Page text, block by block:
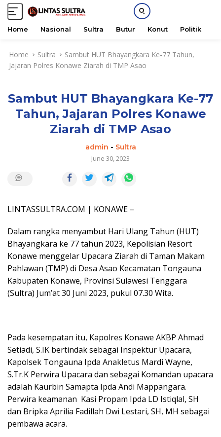
Home Nasional Sultra Butur Konut Politik
Home Sultra
Sambut HUT Bhayangkara Ke-77 Tahun,
Jajaran Polres Konawe Ziarah di TMP Asao
Sambut HUT Bhayangkara Ke-77
Tahun, Jajaran Polres Konawe
Ziarah di TMP Asao
admin - Sultra
June 30, 2023
LINTASSULTRA.COM | KONAWE –
Dalam rangka menyambut Hari Ulang Tahun (HUT)
Bhayangkara ke 77 tahun 2023, Kepolisian Resort
Konawe menggelar Upacara Ziarah di Taman Makam
Pahlawan (TMP) di Desa Asao Kecamatan Tongauna
Kabupaten Konawe, Provinsi Sulawesi Tenggara
(Sultra) Jum’at 30 Juni 2023, pukul 07.30 Wita.
Pada kesempatan itu, Kapolres Konawe AKBP Ahmad
Setiadi, S.IK bertindak sebagai Inspektur Upacara,
Kapolsek Tongauna Ipda Anakletus Mardi Wayne,
S.Tr.K Perwira Upacara dan sebagai Komandan upacara
adalah Kaurbin Samapta Ipda Andi Mappangara.
Perwira keamanan Kasi Propam Ipda LD Istiqlal, SH
dan Bripka Aprilia Fadillah Dwi Lestari, SH, MH sebagai
pembawa acara.